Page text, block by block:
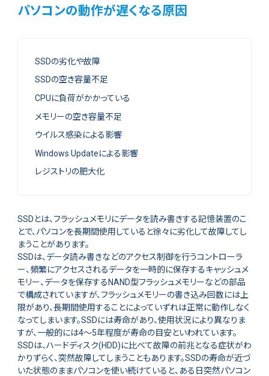
パソコンの動作が遅くなる原因
SSDの劣化や故障
SSDの空き容量不足
CPUに負荷がかかっている
メモリーの空き容量不足
ウイルス感染による影響
Windows Updateによる影響
レジストリの肥大化
SSDとは、フラッシュメモリにデータを読み書きする記憶装置のこ
とで、パソコンを長期間使用していると徐々に劣化して故障してし
まうことがあります。
SSDは、データ読み書きなどのアクセス制御を行うコントローラ
ー、頻繁にアクセスされるデータを一時的に保存するキャッシュメ
モリー、データを保存するNAND型フラッシュメモリーなどの部品
で構成されていますが、フラッシュメモリーの書き込み回数には上
限があり、長期間使用することによっていずれは正常に動作しなく
なってしまいます。SSDには寿命があり、使用状況により異なりま
すが、一般的には4～5年程度が寿命の目安といわれています。
SSDは、ハードディスク(HDD)に比べて故障の前兆となる症状がわ
かりずらく、突然故障してしまうこともあります。SSDの寿命が近づ
いた状態のままパソコンを使い続けていると、ある日突然パソコン